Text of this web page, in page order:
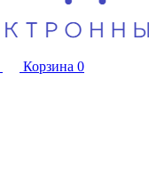
Корзина 0